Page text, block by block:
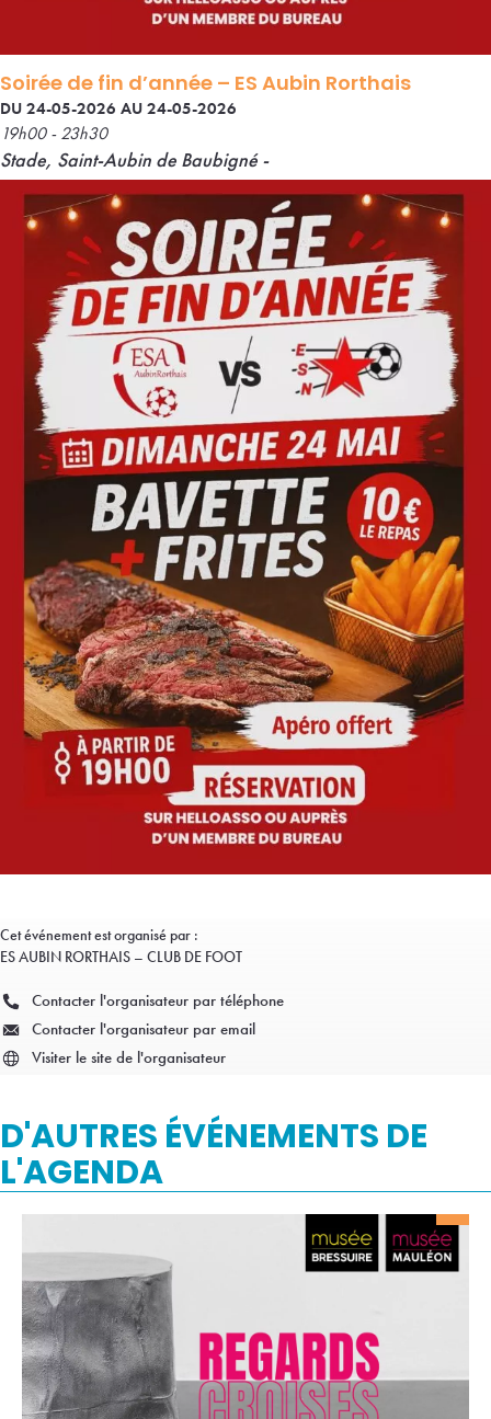
Soirée de fin d’année – ES Aubin Rorthais
DU 24-05-2026 AU 24-05-2026
19h00 - 23h30
Stade, Saint-Aubin de Baubigné -
Cet événement est organisé par :
ES AUBIN RORTHAIS – CLUB DE FOOT
Contacter l'organisateur par téléphone
Contacter l'organisateur par email
Visiter le site de l'organisateur
D'AUTRES ÉVÉNEMENTS DE
L'AGENDA